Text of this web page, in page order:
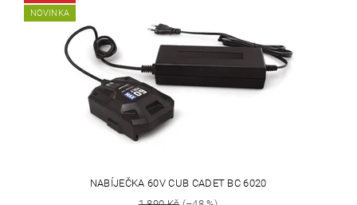
NOVINKA
NABÍJEČKA 60V CUB CADET BC 6020